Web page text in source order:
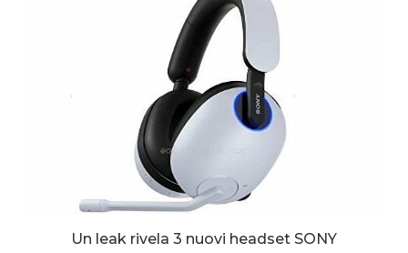
Un leak rivela 3 nuovi headset SONY